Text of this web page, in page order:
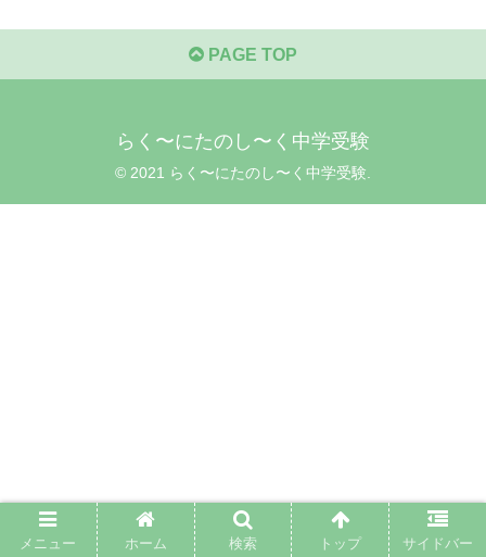
PAGE TOP
らく〜にたのし〜く中学受験
© 2021 らく〜にたのし〜く中学受験.
メニュー ホーム 検索 トップ サイドバー